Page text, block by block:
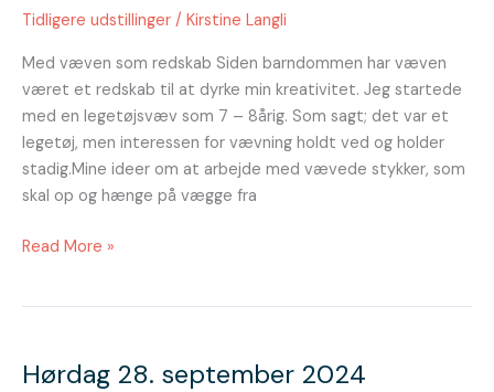
Tidligere udstillinger / Kirstine Langli
Med væven som redskab Siden barndommen har væven
været et redskab til at dyrke min kreativitet. Jeg startede
med en legetøjsvæv som 7 – 8årig. Som sagt; det var et
legetøj, men interessen for vævning holdt ved og holder
stadig.Mine ideer om at arbejde med vævede stykker, som
skal op og hænge på vægge fra
redskab
Oktober
2024
Read More »
Hørdag 28. september 2024
september